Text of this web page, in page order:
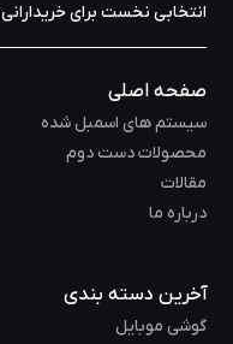
انتخابی نخست برای
صفحه اصلی
سیستم های اسمبل شده
محصولات دست دوم
مقالات
درباره ما
آخرین دسته بندی
گوشی موبایل